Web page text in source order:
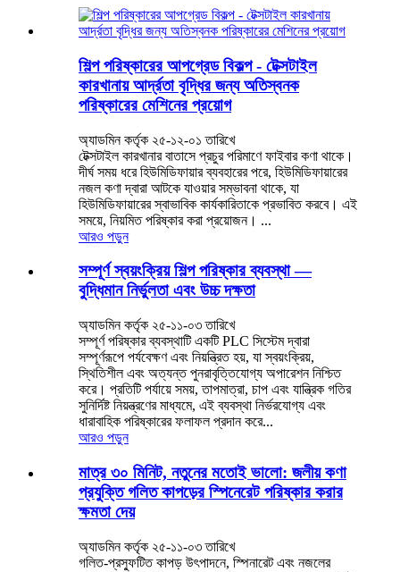
শিল্প পরিষ্কারের আপগ্রেড বিকল্প - টেক্সটাইল
কারখানায় আর্দ্রতা বৃদ্ধির জন্য অতিস্বনক
পরিষ্কারের মেশিনের প্রয়োগ
অ্যাডমিন কর্তৃক ২৫-১২-০১ তারিখে
টেক্সটাইল কারখানার বাতাসে প্রচুর পরিমাণে ফাইবার কণা থাকে।
দীর্ঘ সময় ধরে হিউমিডিফায়ার ব্যবহারের পরে, হিউমিডিফায়ারের
নজল কণা দ্বারা আটকে যাওয়ার সম্ভাবনা থাকে, যা
হিউমিডিফায়ারের স্বাভাবিক কার্যকারিতাকে প্রভাবিত করবে। এই
সময়ে, নিয়মিত পরিষ্কার করা প্রয়োজন। ...
আরও পড়ুন
সম্পূর্ণ স্বয়ংক্রিয় শিল্প পরিষ্কার ব্যবস্থা —
বুদ্ধিমান নির্ভুলতা এবং উচ্চ দক্ষতা
অ্যাডমিন কর্তৃক ২৫-১১-০৩ তারিখে
সম্পূর্ণ পরিষ্কার ব্যবস্থাটি একটি PLC সিস্টেম দ্বারা
সম্পূর্ণরূপে পর্যবেক্ষণ এবং নিয়ন্ত্রিত হয়, যা স্বয়ংক্রিয়,
স্থিতিশীল এবং অত্যন্ত পুনরাবৃত্তিযোগ্য অপারেশন নিশ্চিত
করে। প্রতিটি পর্যায়ে সময়, তাপমাত্রা, চাপ এবং যান্ত্রিক গতির
সুনির্দিষ্ট নিয়ন্ত্রণের মাধ্যমে, এই ব্যবস্থা নির্ভরযোগ্য এবং
ধারাবাহিক পরিষ্কারের ফলাফল প্রদান করে...
আরও পড়ুন
মাত্র ৩০ মিনিট, নতুনের মতোই ভালো: জলীয় কণা
প্রযুক্তি গলিত কাপড়ের স্পিনেরেট পরিষ্কার করার
ক্ষমতা দেয়
অ্যাডমিন কর্তৃক ২৫-১১-০৩ তারিখে
গলিত-প্রস্ফুটিত কাপড় উৎপাদনে, স্পিনারেট এবং নজলের